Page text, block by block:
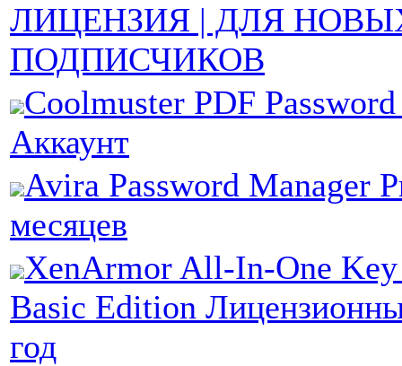
ЛИЦЕНЗИЯ | ДЛЯ
ПОДПИСЧИКОВ
Coolmuster PDF
Аккаунт
Avira Password Manager
месяцев
XenArmor All-In-One
Basic Edition
год